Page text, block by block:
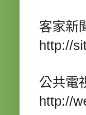
客家新
http://
公共電
http://